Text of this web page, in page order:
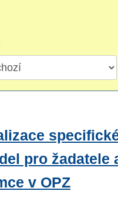
pro žadatele
v OPZ